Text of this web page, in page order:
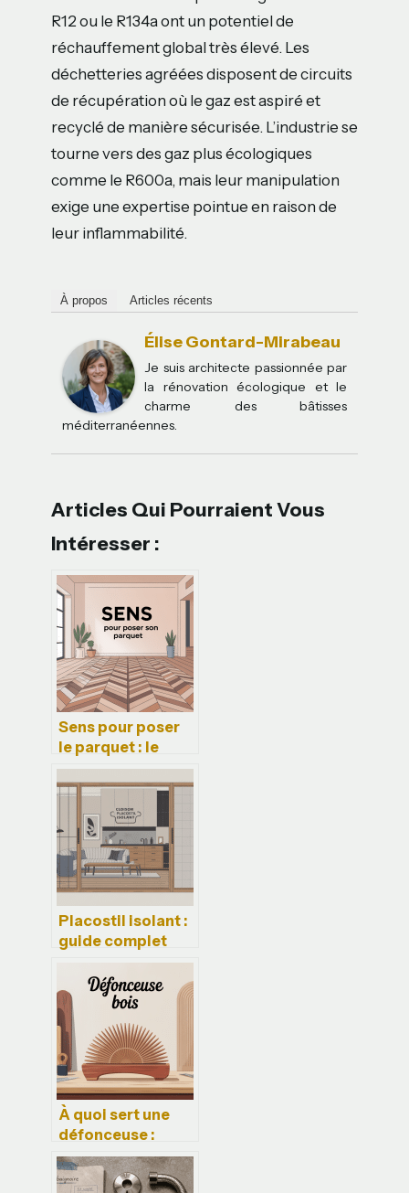
R12 ou le R134a ont un potentiel de
réchauffement global très élevé. Les
déchetteries agréées disposent de circuits
de récupération où le gaz est aspiré et
recyclé de manière sécurisée. L’industrie se
tourne vers des gaz plus écologiques
comme le R600a, mais leur manipulation
exige une expertise pointue en raison de
leur inflammabilité.
À propos Articles récents
Élise Gontard-Mirabeau
Je suis architecte passionnée par
la rénovation écologique et le
charme des bâtisses
méditerranéennes.
Articles Qui Pourraient Vous
Intéresser :
Sens pour poser
le parquet : le
guide pratique
pour ne pas se
tromper
Placostil isolant :
guide complet
pour une cloison
performante et
bien pensée
À quoi sert une
défonceuse :
usages, réglages
et erreurs à éviter